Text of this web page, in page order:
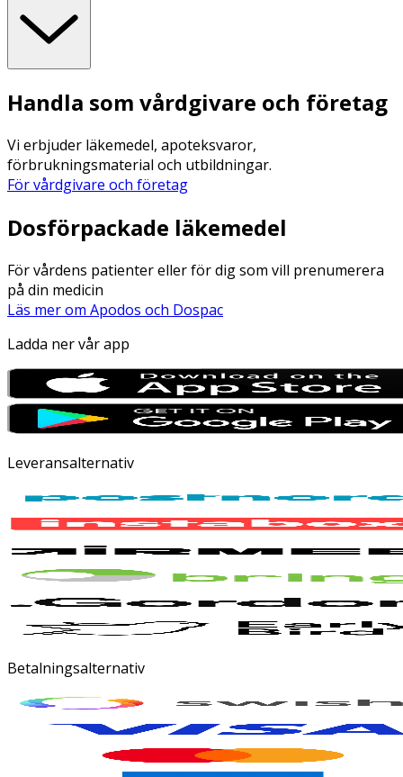
Handla som vårdgivare och företag
Vi erbjuder läkemedel, apoteksvaror,
förbrukningsmaterial och utbildningar.
För vårdgivare och företag
Dosförpackade läkemedel
För vårdens patienter eller för dig som vill prenumerera
på din medicin
Läs mer om Apodos och Dospac
Ladda ner vår app
Leveransalternativ
Betalningsalternativ